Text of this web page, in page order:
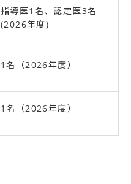
指導医1名、認定医3名
(2026年度)
1名（2026年度）
1名（2026年度）